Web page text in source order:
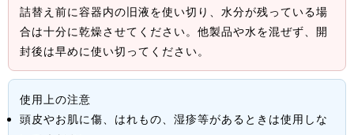
詰替え前に容器内の旧液を使い切り、水分が残っている場
合は十分に乾燥させてください。他製品や水を混ぜず、開
封後は早めに使い切ってください。
使用上の注意
頭皮やお肌に傷、はれもの、湿疹等があるときは使用しな